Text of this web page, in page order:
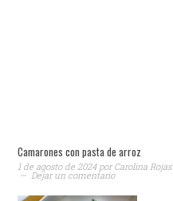
Camarones con pasta de arroz
1 de agosto de 2024porCarolina Rojas
Dejar un comentario